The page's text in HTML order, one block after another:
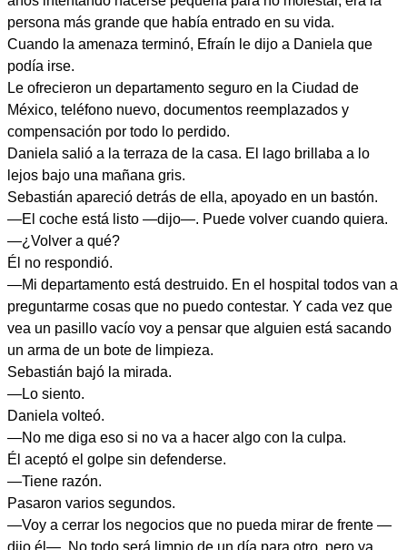
persona más grande que había entrado en su vida.
Cuando la amenaza terminó, Efraín le dijo a Daniela que
podía irse.
Le ofrecieron un departamento seguro en la Ciudad de
México, teléfono nuevo, documentos reemplazados y
compensación por todo lo perdido.
Daniela salió a la terraza de la casa. El lago brillaba a lo
lejos bajo una mañana gris.
Sebastián apareció detrás de ella, apoyado en un bastón.
—El coche está listo —dijo—. Puede volver cuando quiera.
—¿Volver a qué?
Él no respondió.
—Mi departamento está destruido. En el hospital todos van a
preguntarme cosas que no puedo contestar. Y cada vez que
vea un pasillo vacío voy a pensar que alguien está sacando
un arma de un bote de limpieza.
Sebastián bajó la mirada.
—Lo siento.
Daniela volteó.
—No me diga eso si no va a hacer algo con la culpa.
Él aceptó el golpe sin defenderse.
—Tiene razón.
Pasaron varios segundos.
—Voy a cerrar los negocios que no pueda mirar de frente —
dijo él—. No todo será limpio de un día para otro, pero ya